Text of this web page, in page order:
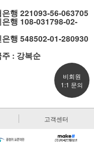
은행 221093-56-063705
은행 108-031798-02-
은행 548502-01-280930
주 : 강복순
비회원
1:1 문의
고객센터